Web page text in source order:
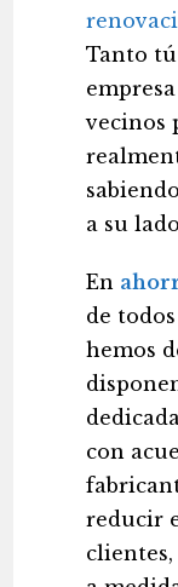
Tanto
vecinos
a su
En
de
hemos
con
reducir